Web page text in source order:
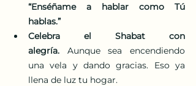
“Enséñame a hablar como Tú
hablas.”
Celebra el Shabat con
alegría. Aunque sea encendiendo
una vela y dando gracias. Eso ya
llena de luz tu hogar.